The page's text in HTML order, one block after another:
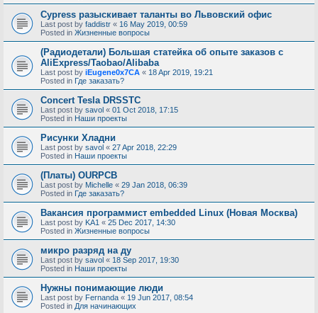
Cypress разыскивает таланты во Львовский офис
Last post by faddistr « 16 May 2019, 00:59
Posted in Жизненные вопросы
(Радиодетали) Большая статейка об опыте заказов с
AliExpress/Taobao/Alibaba
Last post by iEugene0x7CA « 18 Apr 2019, 19:21
Posted in Где заказать?
Concert Tesla DRSSTC
Last post by savol « 01 Oct 2018, 17:15
Posted in Наши проекты
Рисунки Хладни
Last post by savol « 27 Apr 2018, 22:29
Posted in Наши проекты
(Платы) OURPCB
Last post by Michelle « 29 Jan 2018, 06:39
Posted in Где заказать?
Вакансия программист embedded Linux (Новая Москва)
Last post by KA1 « 25 Dec 2017, 14:30
Posted in Жизненные вопросы
микро разряд на ду
Last post by savol « 18 Sep 2017, 19:30
Posted in Наши проекты
Нужны понимающие люди
Last post by Fernanda « 19 Jun 2017, 08:54
Posted in Для начинающих